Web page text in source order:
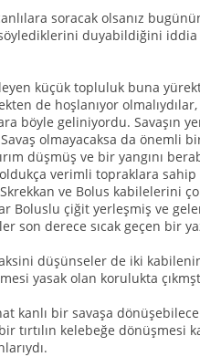
soracak olsanız
duyabildiğini
küçük topluluk buna
de hoşlanıyor
böyle geliniyordu. Savaşın
olmayacaksa da önemli
düşmüş ve bir yangını
verimli topraklara sahip
ve Bolus kabilelerini
Boluslu çiğit yerleşmiş ve
son derece sıcak geçen bir
aksini düşünseler de iki
yasak olan korulukta
kanlı bir savaşa
tırtılın kelebeğe dönüşmesi